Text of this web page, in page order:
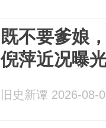
既不要爹娘
倪萍近况曝
旧史新谭 2026-08-